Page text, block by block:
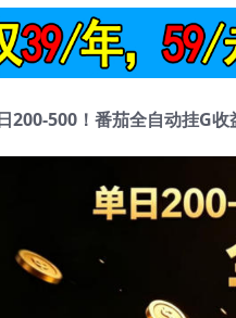
200-500！番茄全自动挂G收